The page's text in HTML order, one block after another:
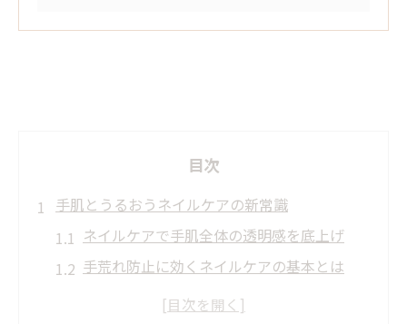
目次
手肌とうるおうネイルケアの新常識
ネイルケアで手肌全体の透明感を底上げ
手荒れ防止に効くネイルケアの基本とは
保湿重視のネイルケアでふっくら手元に